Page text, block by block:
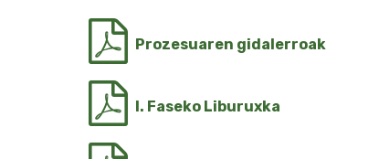
Prozesuaren gidalerroak
I. Faseko Liburuxka